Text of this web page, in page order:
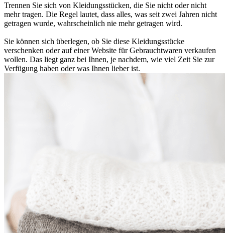
Trennen Sie sich von Kleidungsstücken, die Sie nicht oder nicht
mehr tragen. Die Regel lautet, dass alles, was seit zwei Jahren nicht
getragen wurde, wahrscheinlich nie mehr getragen wird.
Sie können sich überlegen, ob Sie diese Kleidungsstücke
verschenken oder auf einer Website für Gebrauchtwaren verkaufen
wollen. Das liegt ganz bei Ihnen, je nachdem, wie viel Zeit Sie zur
Verfügung haben oder was Ihnen lieber ist.